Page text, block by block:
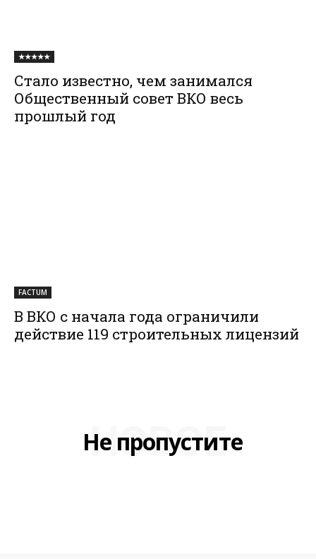
★★★★★
Стало известно, чем занимался
Общественный совет ВКО весь
прошлый год
FACTUM
В ВКО с начала года ограничили
действие 119 строительных лицензий
Не пропустите
НОВОЕ